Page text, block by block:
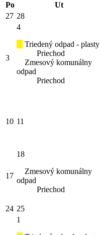
Po
Ut
27 28
3
4
Triedený odpad - plasty
Priechod
Zmesový komunálny
odpad
Priechod
10 11
17
18
Zmesový komunálny
odpad
Priechod
24 25
1